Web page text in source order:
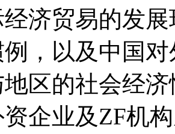
济贸易的发
例，以及中国
地区的社会经
企业及ZF机